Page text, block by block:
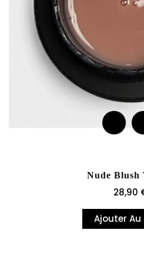
Nude Blush
Prix
28,90
Ajouter Au